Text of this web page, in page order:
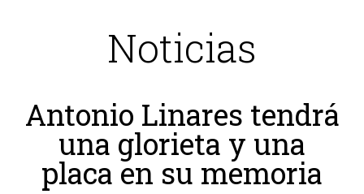
Equipo de Gobierno
Corporación Municipal - Legislatura 2023-2027
Delegaciones Municipales
Teléfonos de contacto
Noticias
Antonio Linares tendrá
una glorieta y una
placa en su memoria